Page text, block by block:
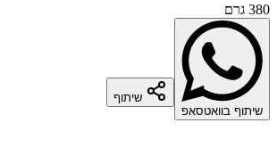
380 גרם
שיתוף בוואטסאפ
שיתוף